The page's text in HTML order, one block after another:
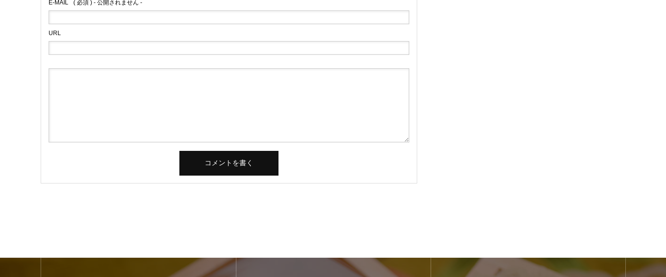
E-MAIL ( 必須 ) - 公開されません -
URL